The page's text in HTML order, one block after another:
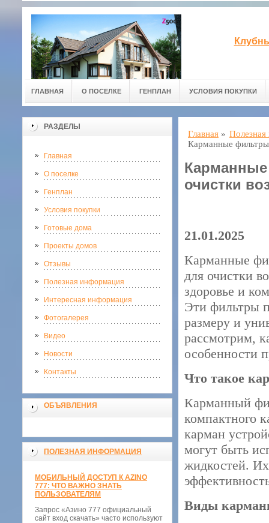
ГЛАВНАЯ О ПОСЕЛКЕ ГЕНПЛАН УСЛОВИЯ ПОКУПКИ
РАЗДЕЛЫ
Главная
О поселке
Генплан
Условия покупки
Готовые дома
Проекты домов
Отзывы
Полезная информация
Интересная информация
Фотогалерея
Видео
Новости
Контакты
ОБЪЯВЛЕНИЯ
ПОЛЕЗНАЯ ИНФОРМАЦИЯ
МОБИЛЬНЫЙ ДОСТУП К AZINO
777: ЧТО ВАЖНО ЗНАТЬ
ПОЛЬЗОВАТЕЛЯМ
Запрос «Азино 777 официальный
сайт вход скачать» часто используют
Главная »
Карманные
очистки
21.01.2025
Карманные
для очистки
здоровье и
Эти фильтры
размеру и
рассмотрим,
особенности
Что такое
Карманный
компактного
карман
могут быть
жидкостей.
Виды